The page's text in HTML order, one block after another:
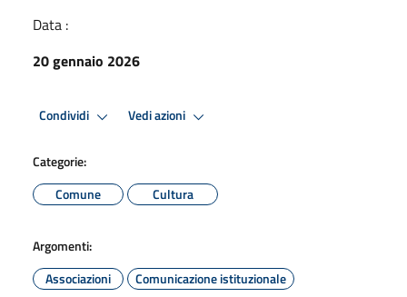
Data :
20 gennaio 2026
Condividi Vedi azioni
Categorie:
Comune
Cultura
Argomenti:
Associazioni
Comunicazione istituzionale